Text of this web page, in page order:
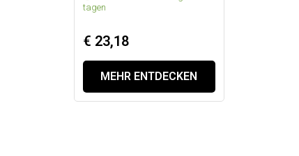
tagen
€ 23,18
MEHR ENTDECKEN